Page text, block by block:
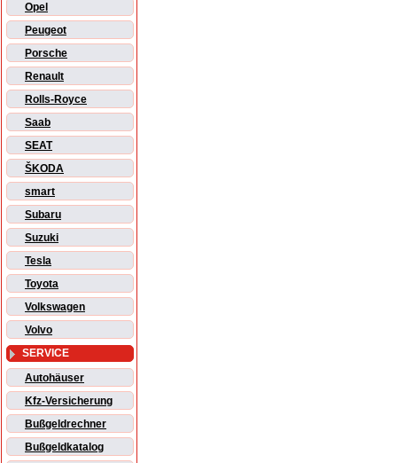
Opel
Peugeot
Porsche
Renault
Rolls-Royce
Saab
SEAT
ŠKODA
smart
Subaru
Suzuki
Tesla
Toyota
Volkswagen
Volvo
SERVICE
Autohäuser
Kfz-Versicherung
Bußgeldrechner
Bußgeldkatalog